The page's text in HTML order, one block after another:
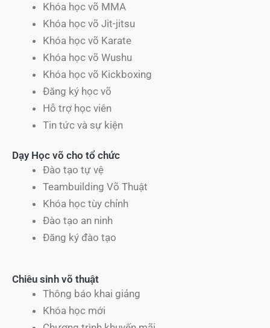
Khóa học võ MMA
Khóa học võ Jit-jitsu
Khóa học võ Karate
Khóa học võ Wushu
Khóa học võ Kickboxing
Đăng ký học võ
Hỗ trợ học viên
Tin tức và sự kiện
Dạy Học võ cho tổ chức
Đào tạo tự vệ
Teambuilding Võ Thuật
Khóa học tùy chỉnh
Đào tạo an ninh
Đăng ký đào tạo
Chiêu sinh võ thuật
Thông báo khai giảng
Khóa học mới